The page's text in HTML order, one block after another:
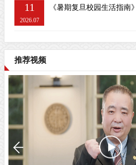
11
2026.07
《暑期复旦校园生活指南
推荐视频